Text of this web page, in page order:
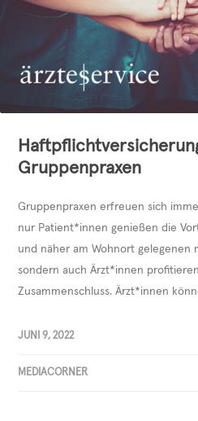
Gruppenpraxen
Gruppenpraxen erfreuen sich
nur Patient*innen genießen die
und näher am Wohnort gelegenen
sondern auch Ärzt*innen
Zusammenschluss. Ärzt*innen
JUNI 9, 2022
MEDIACORNER